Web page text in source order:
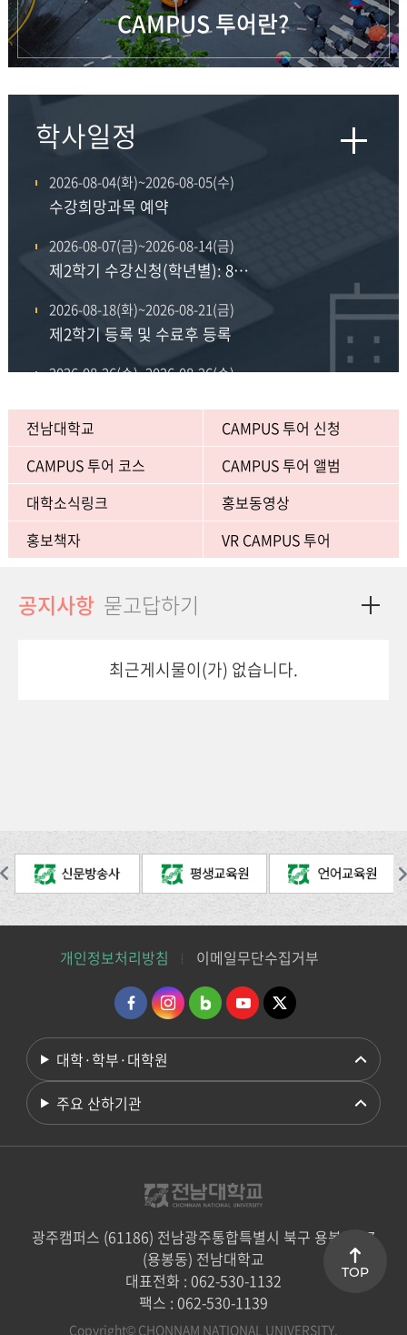
CAMPUS 투어란?
학사일정
2026-08-04(화)~2026-08-05(수)
수강희망과목 예약
2026-08-07(금)~2026-08-14(금)
제2학기 수강신청(학년별): 8.7.(4학년), 8.10.(3학년), 8.11.(2학년), 8.12.(1학년), 8.13~14(전학년 공통)
2026-08-18(화)~2026-08-21(금)
제2학기 등록 및 수료후 등록
2026-08-26(수)~2026-08-26(수)
전남대학교
CAMPUS 투어 신청
CAMPUS 투어 코스
CAMPUS 투어 앨범
대학소식링크
홍보동영상
홍보책자
VR CAMPUS 투어
공지사항
최근게시물이(가) 없습니다.
묻고답하기
개인정보처리방침 이메일무단수집거부
대학·학부·대학원
주요 산하기관
광주캠퍼스 (61186) 전남광주통합특별시 북구 용봉로 77
(용봉동) 전남대학교
대표전화 : 062-530-1132
팩스 : 062-530-1139
Copyright© CHONNAM NATIONAL UNIVERSITY.
TOP